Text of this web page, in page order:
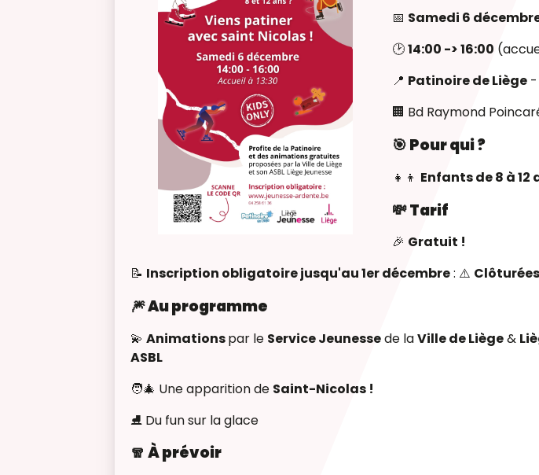
📅 Samedi 6
🕑14:00 -> 16:00
📍 Patinoire de Liège -
🏢 Bd Raymond
🎯 Pour qui ?
👧👦 Enfants de 8 à 12
💸 Tarif
🎉 Gratuit !
📝 Inscription obligatoire jusqu'au 1er décembre: ⚠️
🎆 Au programme
💫Animationspar le Service Jeunessede laVille de Liège&
ASBL
🧑‍🎄 Une apparition de Saint-Nicolas !
⛸️ Du fun sur la glace
🧣 À prévoir